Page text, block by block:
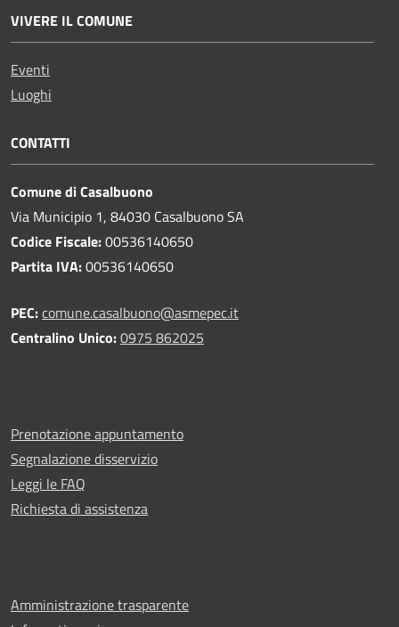
VIVERE IL COMUNE
Eventi
Luoghi
CONTATTI
Comune di Casalbuono
Via Municipio 1, 84030 Casalbuono SA
Codice Fiscale:00536140650
Partita IVA:00536140650
PEC:comune.casalbuono@asmepec.it
Centralino Unico:0975 862025
Prenotazione appuntamento
Segnalazione disservizio
Leggi le FAQ
Richiesta di assistenza
Amministrazione trasparente